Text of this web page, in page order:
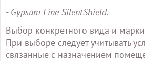
- Gypsum Line SilentShield.
Выбор конкретного вида и
При выборе следует учитывать
связанные с назначением